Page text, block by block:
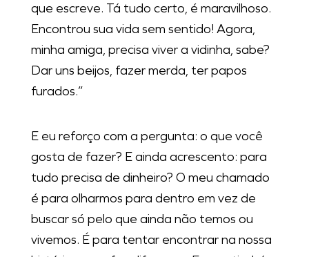
que escreve. Tá tudo certo, é maravilhoso.
Encontrou sua vida sem sentido! Agora,
minha amiga, precisa viver a vidinha, sabe?
Dar uns beijos, fazer merda, ter papos
furados.”
E eu reforço com a pergunta: o que você
gosta de fazer? E ainda acrescento: para
tudo precisa de dinheiro? O meu chamado
é para olharmos para dentro em vez de
buscar só pelo que ainda não temos ou
vivemos. É para tentar encontrar na nossa